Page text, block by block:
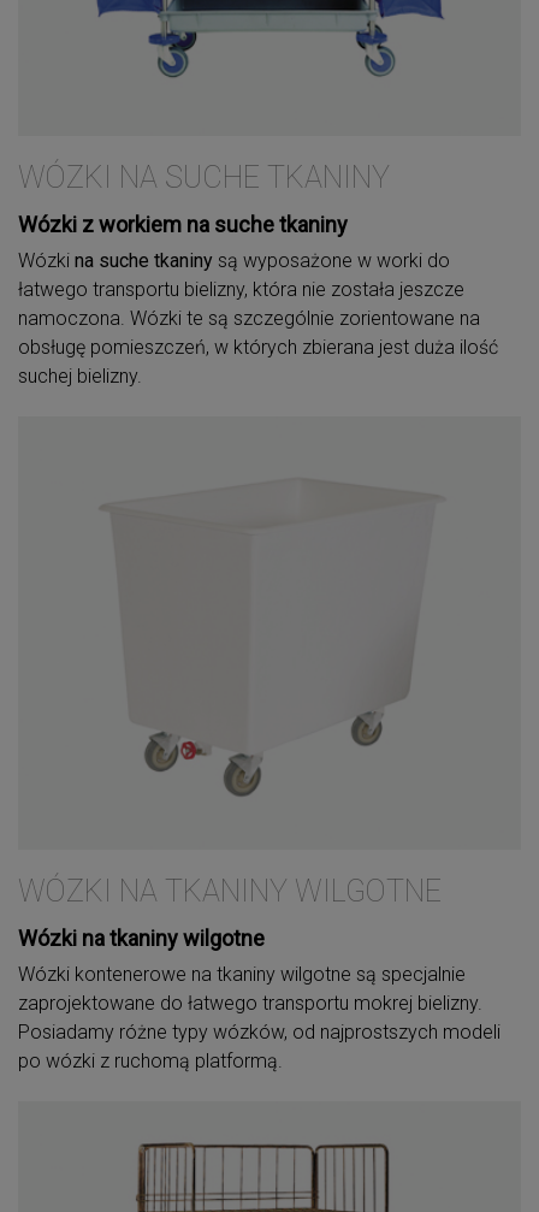
WÓZKI NA SUCHE TKANINY
Wózki z workiem na suche tkaniny
Wózki na suche tkaniny są wyposażone w worki do
łatwego transportu bielizny, która nie została jeszcze
namoczona. Wózki te są szczególnie zorientowane na
obsługę pomieszczeń, w których zbierana jest duża ilość
suchej bielizny.
WÓZKI NA TKANINY WILGOTNE
Wózki na tkaniny wilgotne
Wózki kontenerowe na tkaniny wilgotne są specjalnie
zaprojektowane do łatwego transportu mokrej bielizny.
Posiadamy różne typy wózków, od najprostszych modeli
po wózki z ruchomą platformą.